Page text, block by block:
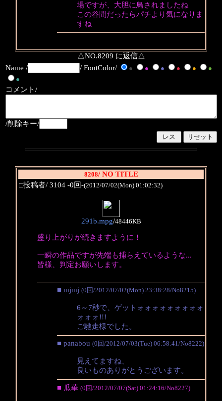
場ですが、大胆に鳥されましたね
この谷間だったらパチより気になりま
すね
△NO.8209 に返信△
Name /
/ FontColor/ ● ● ● ● ●
●
●
コメント/
/削除キー/
8208/ NO TITLE
□投稿者/ 3104 -0回-(2012/07/02(Mon) 01:02:32)
291b.mpg/48446KB
盛り上がりが続きますように！
一瞬の作品ですが先端も捕らえているような...
皆様、判定お願いします。
■ mjmj (0回/2012/07/02(Mon) 23:38:28/No8215)
6～7秒で、ゲットォォォォォォォォォ
ォォォ!!!
ご馳走様でした。
■ panabou (0回/2012/07/03(Tue) 06:58:41/No8222)
見えてますね、
良いものありがとうございます。
■ 瓜華 (0回/2012/07/07(Sat) 01:24:16/No8227)